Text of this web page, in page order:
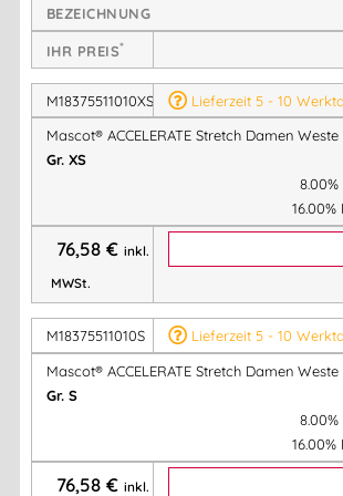
Wasserabweisendes Finish
ohne das Material zu beschweren
Leicht & strapazierfähig– hoher
langer Haltbarkeit
Reflexeffekte– verbesserte
Sicherheit im Arbeitsumfeld
Industriewäsche geeignet
Ausstattung & Details
Reißverschluss mit innenliegender
hält Wind und Schmutz zuverlässig
Zwei Vordertaschen mit
Stauraum für Werkzeug oder
Bund mit Druckknopfregulierung–
Passform und hohen Komfort
BEZEICHNUNG
IHR PREIS*
M18375511010XS
Lieferzeit 5 - 10
Mascot® ACCELERATE Stretch Damen
Gr. XS
76,58 € inkl.
MWSt.
M18375511010S
Lieferzeit 5 - 10
Mascot® ACCELERATE Stretch Damen
Gr. S
76,58 € inkl.